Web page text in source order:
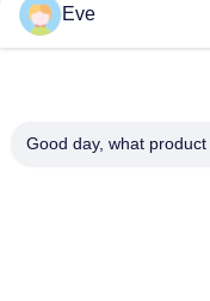
оборудование для
машина пелер
Eve
Good day, what